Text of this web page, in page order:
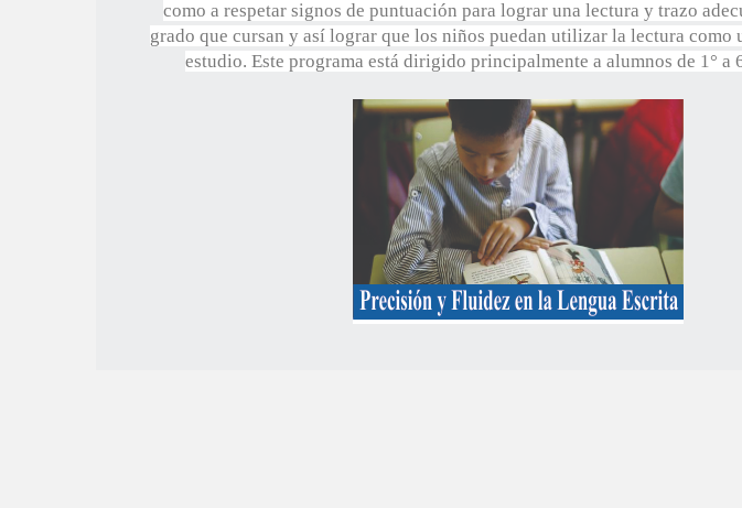
como a respetar signos de puntuación para lograr una lectura y trazo
grado que cursan y así lograr que los niños puedan utilizar la lectura como
estudio. Este programa está dirigido principalmente a alumnos de 1° a